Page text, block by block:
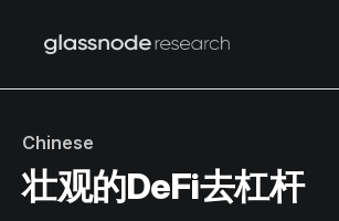
Chinese
壮观的DeFi去杠杆